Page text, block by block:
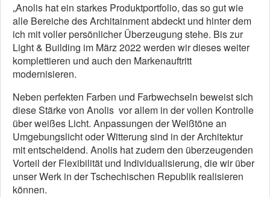
„Anolis hat ein starkes Produktportfolio, das so gut wie
alle Bereiche des Architainment abdeckt und hinter dem
ich mit voller persönlicher Überzeugung stehe. Bis zur
Light & Building im März 2022 werden wir dieses weiter
komplettieren und auch den Markenauftritt
modernisieren.
Neben perfekten Farben und Farbwechseln beweist sich
diese Stärke von Anolis vor allem in der vollen Kontrolle
über weißes Licht. Anpassungen der Weißtöne an
Umgebungslicht oder Witterung sind in der Architektur
mit entscheidend. Anolis hat zudem den überzeugenden
Vorteil der Flexibilität und Individualisierung, die wir über
unser Werk in der Tschechischen Republik realisieren
können.